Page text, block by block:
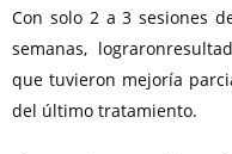
Con solo 2 a 3 sesiones
semanas,
que tuvieron mejoría
del último tratamiento.